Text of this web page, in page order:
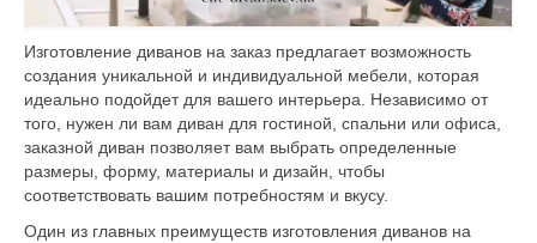
Изготовление диванов на заказ предлагает возможность
создания уникальной и индивидуальной мебели, которая
идеально подойдет для вашего интерьера. Независимо от
того, нужен ли вам диван для гостиной, спальни или офиса,
заказной диван позволяет вам выбрать определенные
размеры, форму, материалы и дизайн, чтобы
соответствовать вашим потребностям и вкусу.
Один из главных преимуществ изготовления диванов на